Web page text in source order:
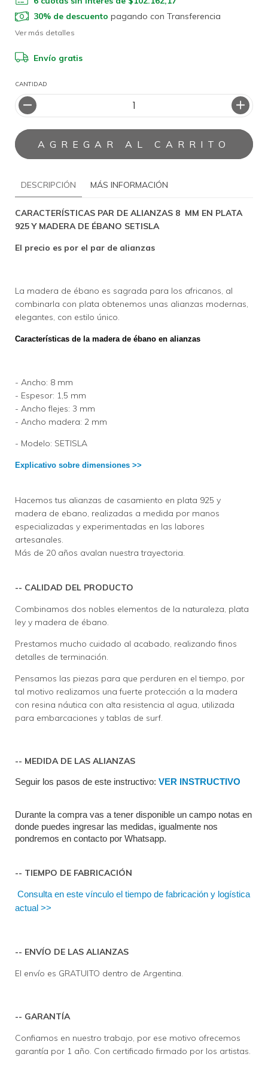
30% de descuento pagando con Transferencia
Ver más detalles
Envío gratis
CANTIDAD
DESCRIPCIÓN MÁS INFORMACIÓN
CARACTERÍSTICAS PAR DE ALIANZAS 8 MM EN PLATA
925 Y MADERA DE ÉBANO SETISLA
El precio es por el par de alianzas
La madera de ébano es sagrada para los africanos, al
combinarla con plata obtenemos unas alianzas modernas,
elegantes, con estilo único.
Características de la madera de ébano en alianzas
- Ancho: 8 mm
- Espesor: 1,5 mm
- Ancho flejes: 3 mm
- Ancho madera: 2 mm
- Modelo: SETISLA
Explicativo sobre dimensiones >>
Hacemos tus alianzas de casamiento en plata 925 y
madera de ebano, realizadas a medida por manos
especializadas y experimentadas en las labores
artesanales.
Más de 20 años avalan nuestra trayectoria.
-- CALIDAD DEL PRODUCTO
Combinamos dos nobles elementos de la naturaleza, plata
ley y madera de ébano.
Prestamos mucho cuidado al acabado, realizando finos
detalles de terminación.
Pensamos las piezas para que perduren en el tiempo, por
tal motivo realizamos una fuerte protección a la madera
con resina náutica con alta resistencia al agua, utilizada
para embarcaciones y tablas de surf.
-- MEDIDA DE LAS ALIANZAS
Seguir los pasos de este instructivo: VER INSTRUCTIVO
Durante la compra vas a tener disponible un campo notas en
donde puedes ingresar las medidas, igualmente nos
pondremos en contacto por Whatsapp.
-- TIEMPO DE FABRICACIÓN
Consulta en este vínculo el tiempo de fabricación y logística
actual >>
-- ENVÍO DE LAS ALIANZAS
El envío es GRATUITO dentro de Argentina.
-- GARANTÍA
Confiamos en nuestro trabajo, por ese motivo ofrecemos
garantía por 1 año. Con certificado firmado por los artistas.